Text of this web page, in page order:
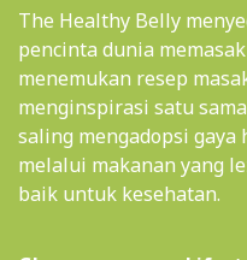
The Healthy Belly
pencinta dunia
menemukan resep
menginspirasi satu
saling mengadopsi
melalui makanan yang
baik untuk kesehatan.